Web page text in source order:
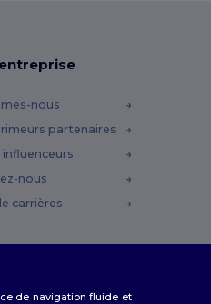
nous
partenaires
influenceurs
nous
carrières
de navigation fluide et